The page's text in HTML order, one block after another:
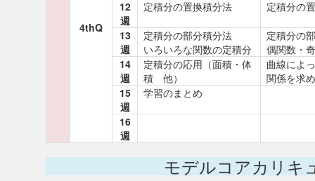
4thQ
12
週
定積分の置換積分法 定積分の
13
週
定積分の部分積分法
いろいろな関数の定積分
定積分の
偶関数・
14
週
定積分の応用（面積・体
積 他）
曲線によ
関係を求
15
週
学習のまとめ
16
週
モデルコアカリキ